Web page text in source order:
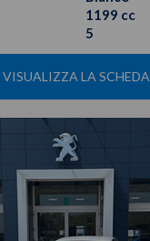
1199 cc
5
VISUALIZZA LA SCHEDA